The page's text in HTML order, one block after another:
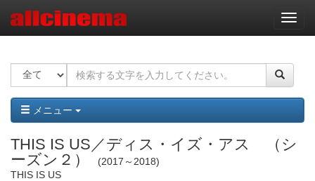
ナ
ビ
ー
ョ
ン
メニュー
THIS IS US／ディス・イズ・アス （シ
ーズン２）
2017～2018
THIS IS US